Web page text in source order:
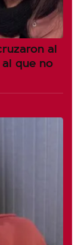
al
que no